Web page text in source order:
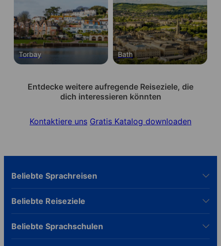
Torbay Bath
Entdecke weitere aufregende Reiseziele, die
dich interessieren könnten
Kontaktiere uns Gratis Katalog downloaden
Beliebte Sprachreisen
Beliebte Reiseziele
Beliebte Sprachschulen